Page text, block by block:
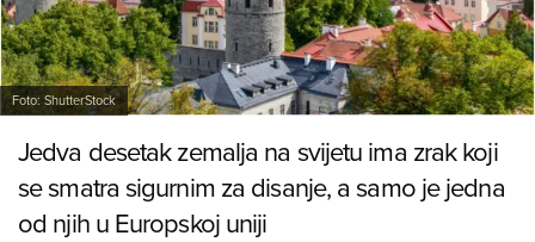
Foto: ShutterStock
Jedva desetak zemalja na svijetu ima zrak koji
se smatra sigurnim za disanje, a samo je jedna
od njih u Europskoj uniji